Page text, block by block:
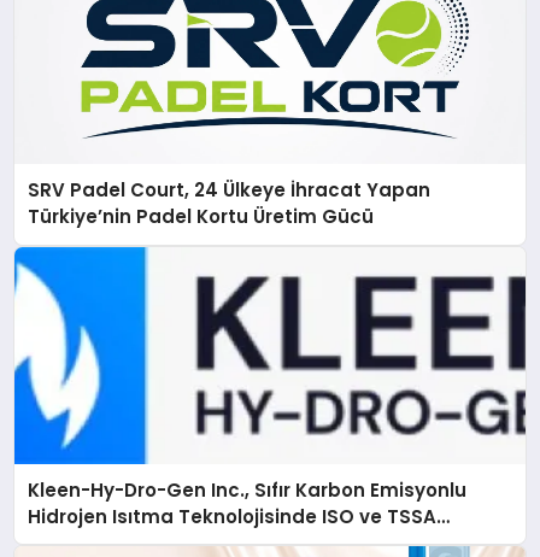
SRV Padel Court, 24 Ülkeye İhracat Yapan
Türkiye’nin Padel Kortu Üretim Gücü
Kleen-Hy-Dro-Gen Inc., Sıfır Karbon Emisyonlu
Hidrojen Isıtma Teknolojisinde ISO ve TSSA
Düzenleyici Onaylarını Aldı